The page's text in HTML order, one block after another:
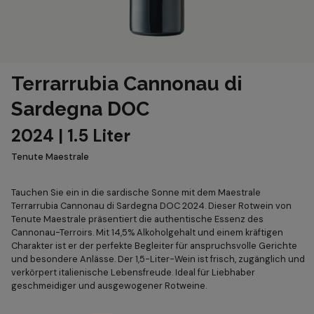
Terrarrubia Cannonau di
Sardegna DOC
2024 | 1.5 Liter
Tenute Maestrale
Tauchen Sie ein in die sardische Sonne mit dem Maestrale
Terrarrubia Cannonau di Sardegna DOC 2024. Dieser Rotwein von
Tenute Maestrale präsentiert die authentische Essenz des
Cannonau-Terroirs. Mit 14,5% Alkoholgehalt und einem kräftigen
Charakter ist er der perfekte Begleiter für anspruchsvolle Gerichte
und besondere Anlässe. Der 1,5-Liter-Wein ist frisch, zugänglich und
verkörpert italienische Lebensfreude. Ideal für Liebhaber
geschmeidiger und ausgewogener Rotweine.